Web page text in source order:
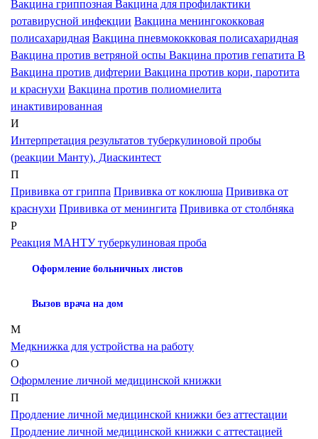
Вакцина гриппозная Вакцина для профилактики
ротавирусной инфекции Вакцина менингококковая
полисахаридная Вакцина пневмококковая полисахаридная
Вакцина против ветряной оспы Вакцина против гепатита В
Вакцина против дифтерии Вакцина против кори, паротита
и краснухи Вакцина против полиомиелита
инактивированная
И
Интерпретация результатов туберкулиновой пробы
(реакции Манту), Диаскинтест
П
Прививка от гриппа Прививка от коклюша Прививка от
краснухи Прививка от менингита Прививка от столбняка
Р
Реакция МАНТУ туберкулиновая проба
Оформление больничных листов
Вызов врача на дом
М
Медкнижка для устройства на работу
О
Оформление личной медицинской книжки
П
Продление личной медицинской книжки без аттестации
Продление личной медицинской книжки с аттестацией